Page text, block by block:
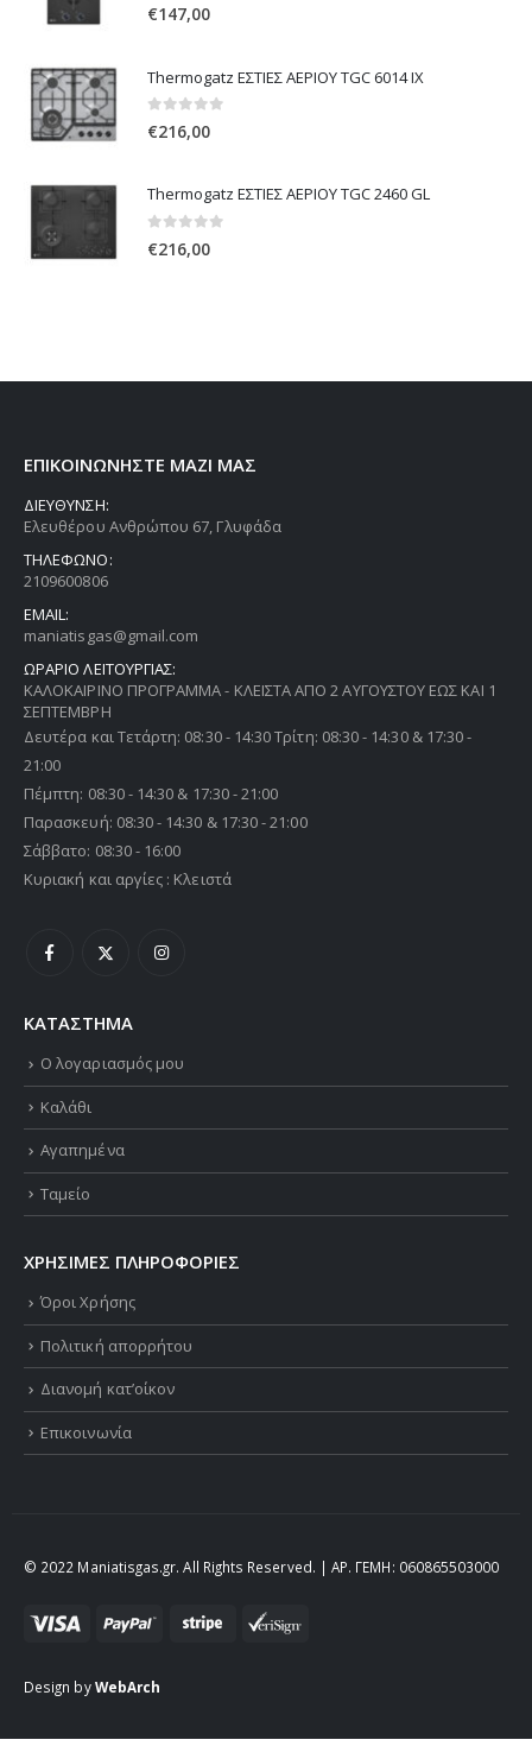
0out of 5
€ 147,00
Thermogatz ΕΣΤΙΕΣ ΑΕΡΙΟΥ TGC 6014 IX
0out of 5
€216,00
Thermogatz ΕΣΤΙΕΣ ΑΕΡΙΟΥ TGC 2460 GL
0out of 5
€216,00
ΕΠΙΚΟΙΝΩΝΗΣΤΕ ΜΑΖΙ ΜΑΣ
ΔΙΕΥΘΥΝΣΗ:
Ελευθέρου Ανθρώπου 67, Γλυφάδα
ΤΗΛΕΦΩΝΟ:
2109600806
EMAIL:
maniatisgas@gmail.com
ΩΡΑΡΙΟ ΛΕΙΤΟΥΡΓΙΑΣ:
ΚΑΛΟΚΑΙΡΙΝΟ ΠΡΟΓΡΑΜΜΑ - ΚΛΕΙΣΤΑ ΑΠΟ 2 ΑΥΓΟΥΣΤΟΥ ΕΩΣ ΚΑΙ 1
ΣΕΠΤΕΜΒΡΗ
Δευτέρα και Τετάρτη: 08:30 - 14:30 Τρίτη: 08:30 - 14:30 & 17:30 -
21:00
Πέμπτη: 08:30 - 14:30 & 17:30 - 21:00
Παρασκευή: 08:30 - 14:30 & 17:30 - 21:00
Σάββατο: 08:30 - 16:00
Κυριακή και αργίες : Κλειστά
ΚΑΤΑΣΤΗΜΑ
Ο λογαριασμός μου
Καλάθι
Αγαπημένα
Ταμείο
ΧΡΗΣΙΜΕΣ ΠΛΗΡΟΦΟΡΙΕΣ
Όροι Χρήσης
Πολιτική απορρήτου
Διανομή κατ’οίκον
Επικοινωνία
© 2022 Maniatisgas.gr. All Rights Reserved. | ΑΡ. ΓΕΜΗ: 060865503000
Design by WebArch